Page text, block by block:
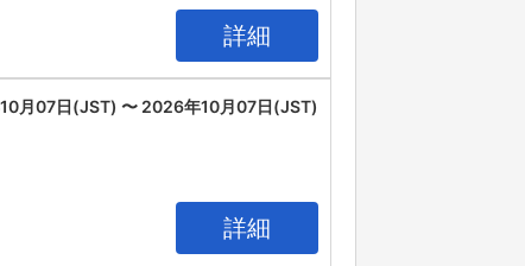
詳細
月07日(JST) 〜 2026年10月07日(JST)
詳細